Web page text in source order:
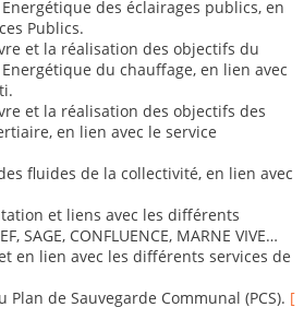
des éclairages publics, en
Publics.
et la réalisation des objectifs du
du chauffage, en lien avec
et la réalisation des objectifs des
en lien avec le service
fluides de la collectivité, en lien avec
et liens avec les différents
SAGE, CONFLUENCE, MARNE VIVE…
en lien avec les différents services de
de Sauvegarde Communal (PCS). [